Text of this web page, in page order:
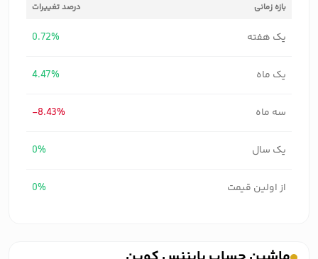
بازه زمانی درصد تغییرات
یک هفته 0.72%
یک ماه 4.47%
سه ماه -8.43%
یک سال 0%
از اولین قیمت 0%